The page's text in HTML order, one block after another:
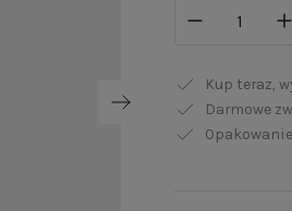
Kup teraz,
Darmowe